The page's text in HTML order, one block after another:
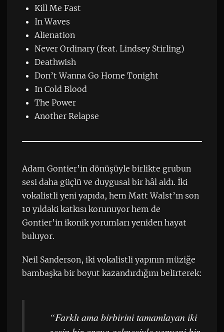
Kill Me Fast
In Waves
Alienation
Never Ordinary (feat. Lindsey Stirling)
Deathwish
Don’t Wanna Go Home Tonight
In Cold Blood
The Power
Another Relapse
Adam Gontier’in dönüşüyle birlikte grubun
sesi daha güçlü ve duygusal bir hâl aldı. İki
vokalistli yeni yapıda, hem Matt Walst’ın son
10 yıldaki katkısı korunuyor hem de
Gontier’in ikonik yorumları yeniden hayat
buluyor.
Neil Sanderson, iki vokalistli yapının müziğe
bambaşka bir boyut kazandırdığını belirterek:
“Farklı ama birbirini tamamlayan iki